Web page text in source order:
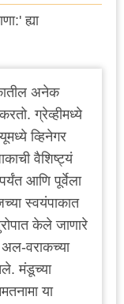
ह्या
अनेक
ग्रेव्हीमध्ये
व्हिनेगर
वैशिष्ट्यं
आणि पूर्वेला
स्वयंपाकात
केले जाणारे
वराकच्या
मंडूच्या
या